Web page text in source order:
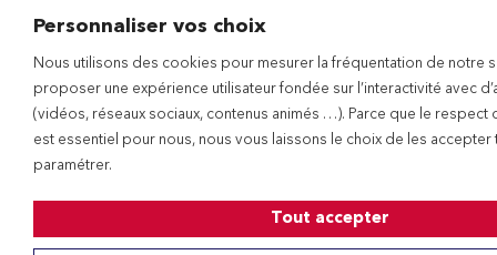
Personnaliser vos choix
Nous utilisons des cookies pour mesurer la fréquentation de notre
proposer une expérience utilisateur fondée sur l’interactivité avec
(vidéos, réseaux sociaux, contenus animés …). Parce que le
est essentiel pour nous, nous vous laissons le choix de les accepter
paramétrer.
Tout accepter